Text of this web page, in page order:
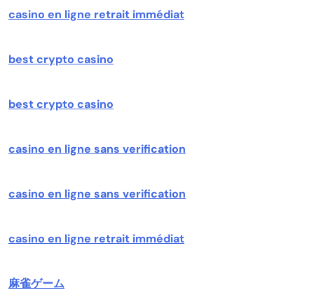
casino en ligne retrait immédiat
best crypto casino
best crypto casino
casino en ligne sans verification
casino en ligne sans verification
casino en ligne retrait immédiat
麻雀ゲーム